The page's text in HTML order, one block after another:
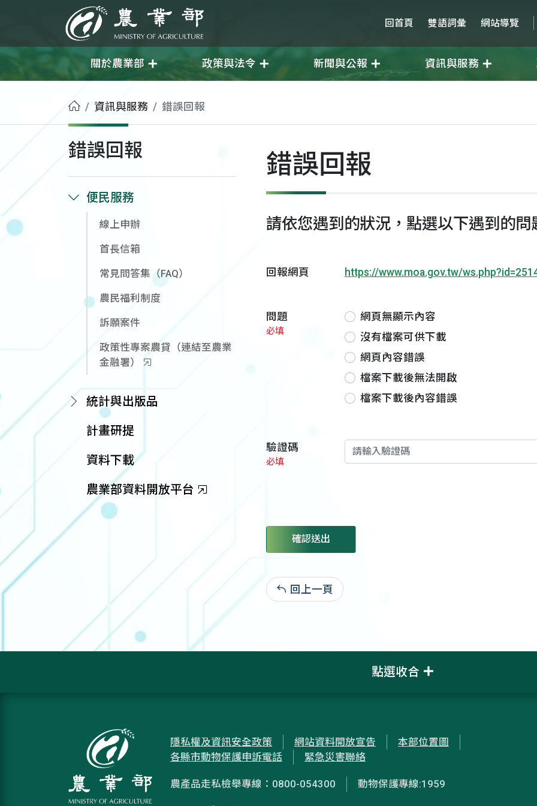
農業部 回首頁 雙語詞彙 網站導覽
關於農業部 政策與法令 新聞與公報 資訊與服務
首頁資訊與服務 錯誤回報
錯誤回報
便民服務
線上申辦
首長信箱
常見問答集（FAQ）
農民福利制度
訴願案件
政策性專案農貸（連結至農業
金融署）
統計與出版品
計畫研提
資料下載
農業部資料開放平台
錯誤回報
請依您遇到的狀況，點選以下遇到的問
回報網頁 https://www.moa.gov.tw/
問題
必填
網頁無顯示內容
沒有檔案可供下載
網頁內容錯誤
檔案下載後無法開啟
檔案下載後內容錯誤
驗證碼
必填
確認送出
回上一頁
點選收合
隱私權及資訊安全政策 網站資料開放宣告
本部位置圖
各縣市動物保護申訴電話
緊急災害聯絡
農產品走私檢舉專線：0800-054300 動物保護專線:1959